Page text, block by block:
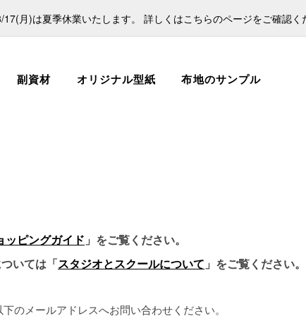
月)は夏季休業いたします。 詳しくはこちらのページをご確認く
副資材 オリジナル型紙 布地のサンプル
ッピングガイド 」をご覧ください。
いては「スタジオとスクールについて 」をご覧ください。
のメールアドレスへお問い合わせください。